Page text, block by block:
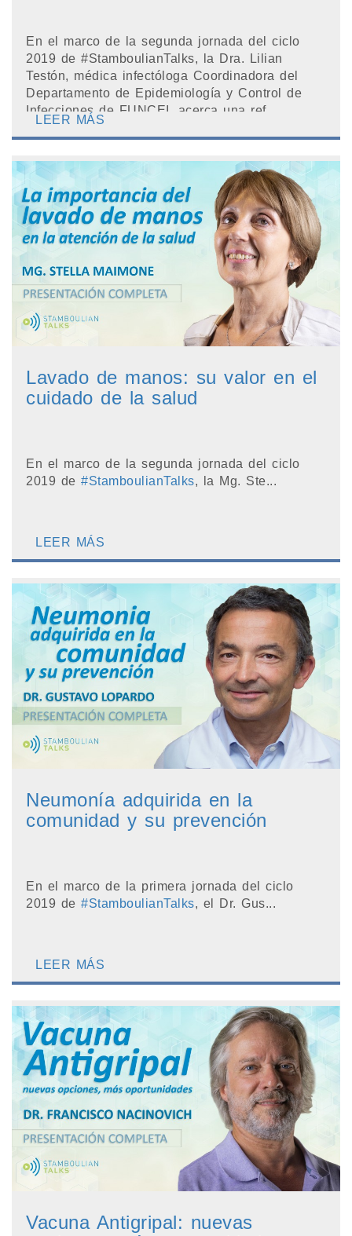
En el marco de la segunda jornada del ciclo
2019 de #StamboulianTalks, la Dra. Lilian
Testón, médica infectóloga Coordinadora del
Departamento de Epidemiología y Control de
Infecciones de FUNCEI, acerca una ref...
LEER MÁS
Lavado de manos: su valor en el
cuidado de la salud
En el marco de la segunda jornada del ciclo
2019 de #StamboulianTalks, la Mg. Ste...
LEER MÁS
Neumonía adquirida en la
comunidad y su prevención
En el marco de la primera jornada del ciclo
2019 de #StamboulianTalks, el Dr. Gus...
LEER MÁS
Vacuna Antigripal: nuevas